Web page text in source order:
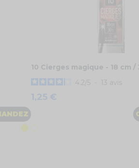
10 Cierges magique - 18 cm
4.2 5 - 13 avis
1,25 €